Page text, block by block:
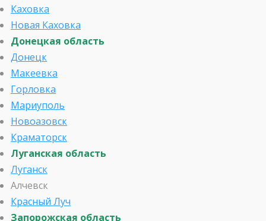
Каховка
Новая Каховка
Донецкая область
Донецк
Макеевка
Горловка
Мариуполь
Новоазовск
Краматорск
Луганская область
Луганск
Алчевск
Красный Луч
Запорожская область